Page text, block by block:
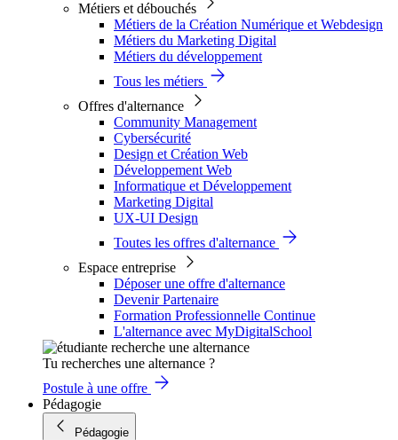
Métiers et débouchés
Métiers de la Création Numérique et Webdesign
Métiers du Marketing Digital
Métiers du développement
Tous les métiers
Offres d'alternance
Community Management
Cybersécurité
Design et Création Web
Développement Web
Informatique et Développement
Marketing Digital
UX-UI Design
Toutes les offres d'alternance
Espace entreprise
Déposer une offre d'alternance
Devenir Partenaire
Formation Professionnelle Continue
L'alternance avec MyDigitalSchool
Tu recherches une alternance ?
Postule à une offre
Pédagogie
Pédagogie